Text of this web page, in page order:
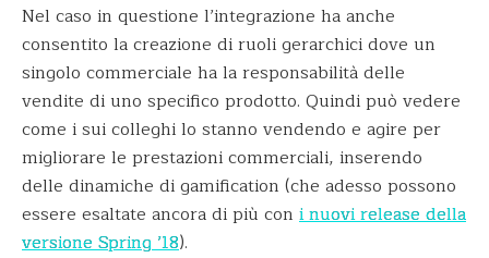
Nel caso in questione l’integrazione ha anche
consentito la creazione di ruoli gerarchici dove un
singolo commerciale ha la responsabilità delle
vendite di uno specifico prodotto. Quindi può vedere
come i sui colleghi lo stanno vendendo e agire per
migliorare le prestazioni commerciali, inserendo
delle dinamiche di gamification (che adesso possono
essere esaltate ancora di più con i nuovi release della
versione Spring ’18).